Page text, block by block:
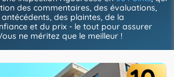
des commentaires, des évaluations,
des plaintes, de la
et du prix - le tout pour assurer
ne méritez que le meilleur !